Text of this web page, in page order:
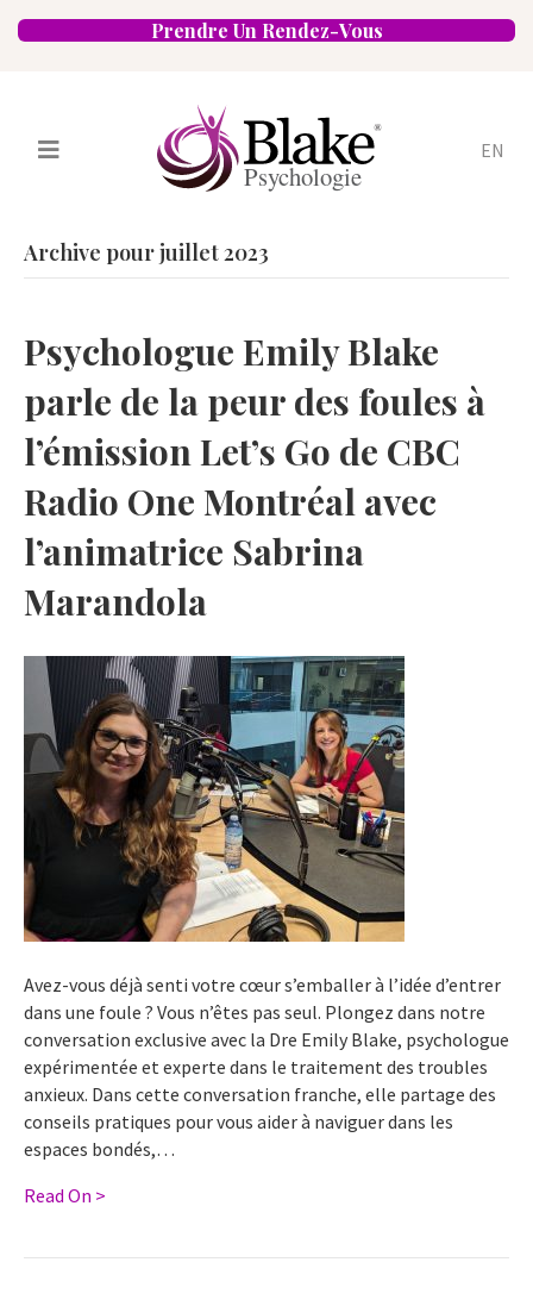
Prendre Un Rendez-Vous
EN
Services
Psychologues
Emplacements
FAQ
Blogue
Carrières
Archive pour juillet 2023
Psychologue Emily Blake
parle de la peur des foules à
l’émission Let’s Go de CBC
Radio One Montréal avec
l’animatrice Sabrina
Marandola
Avez-vous déjà senti votre cœur s’emballer à l’idée d’entrer
dans une foule ? Vous n’êtes pas seul. Plongez dans notre
conversation exclusive avec la Dre Emily Blake, psychologue
expérimentée et experte dans le traitement des troubles
anxieux. Dans cette conversation franche, elle partage des
conseils pratiques pour vous aider à naviguer dans les
espaces bondés,…
Read On >